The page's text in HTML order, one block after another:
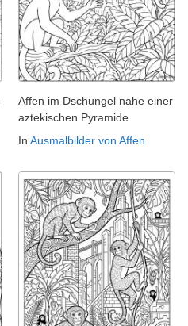
Affen im Dschungel nahe einer
aztekischen Pyramide
In Ausmalbilder von Affen